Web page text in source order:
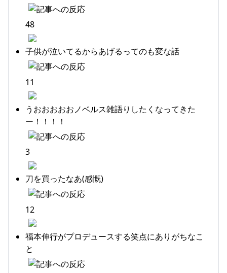
48
子供が泣いてるからあげるってのも変な話
11
うおおおおおノベルス雑語りしたくなってきた
ー！！！！
3
刀を買ったなあ(感慨)
12
福本伸行がプロデュースする笑点にありがちなこ
と